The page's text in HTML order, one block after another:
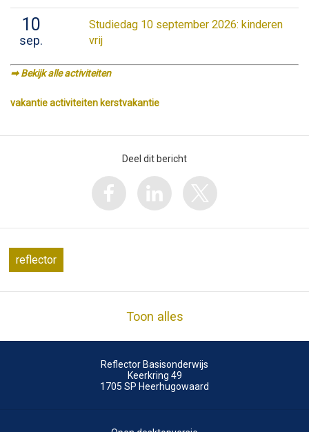
10
sep.
Studiedag 10 september 2026: kinderen
vrij
➡︎ Bekijk alle activiteiten
vakantie activiteiten kerstvakantie
Deel dit bericht
reflector
Toon alles
Reflector Basisonderwijs
Keerkring 49
1705 SP Heerhugowaard